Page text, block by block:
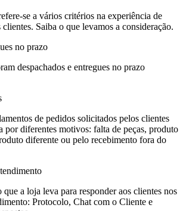
se a vários critérios na experiência de
Saiba o que levamos a consideração.
no prazo
despachados e entregues no prazo
de pedidos solicitados pelos clientes
por diferentes motivos: falta de peças, produto
diferente ou pelo recebimento fora do
a loja leva para responder aos clientes nos
Protocolo, Chat com o Cliente e